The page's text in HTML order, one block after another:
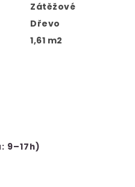
Zátěžové
Dřevo
1,61 m2
9–17h)